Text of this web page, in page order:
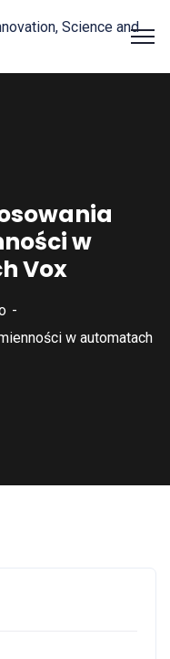
w
Vox
w automatach